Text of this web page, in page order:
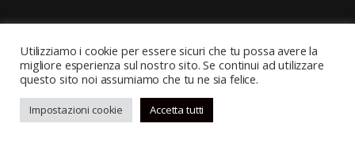
Utilizziamo i cookie per essere sicuri che tu possa avere la
migliore esperienza sul nostro sito. Se continui ad utilizzare
questo sito noi assumiamo che tu ne sia felice.
Impostazioni cookie Accetta tutti